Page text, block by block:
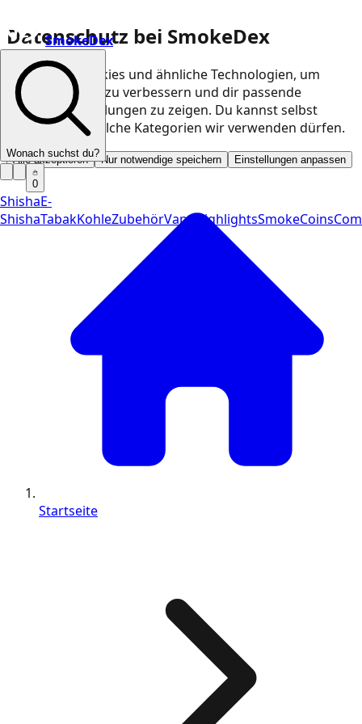
Datenschutz bei SmokeDex
Wir nutzen Cookies und ähnliche Technologien, um
unsere Website zu verbessern und dir passende
Produktempfehlungen zu zeigen. Du kannst selbst
entscheiden, welche Kategorien wir verwenden dürfen.
Alle akzeptieren Nur notwendige speichern Einstellungen anpassen
SmokeDex
Wonach suchst du?
0
ShishaE-
ShishaTabakKohleZubehörVapeHighlightsSmokeCoins
Startseite